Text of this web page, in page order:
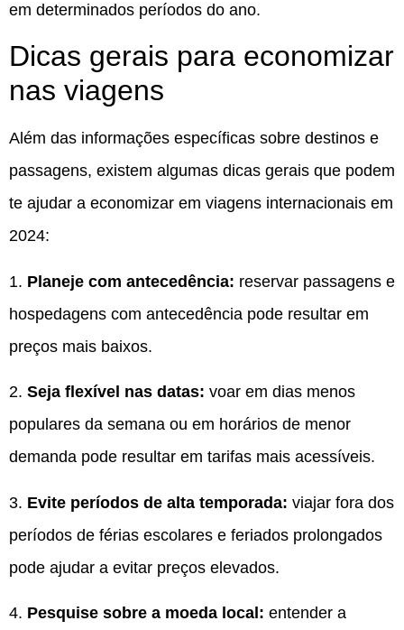
em determinados períodos do ano.
Dicas gerais para economizar
nas viagens
Além das informações específicas sobre destinos e
passagens, existem algumas dicas gerais que podem
te ajudar a economizar em viagens internacionais em
2024:
1. Planeje com antecedência: reservar passagens e
hospedagens com antecedência pode resultar em
preços mais baixos.
2. Seja flexível nas datas: voar em dias menos
populares da semana ou em horários de menor
demanda pode resultar em tarifas mais acessíveis.
3. Evite períodos de alta temporada: viajar fora dos
períodos de férias escolares e feriados prolongados
pode ajudar a evitar preços elevados.
4. Pesquise sobre a moeda local: entender a